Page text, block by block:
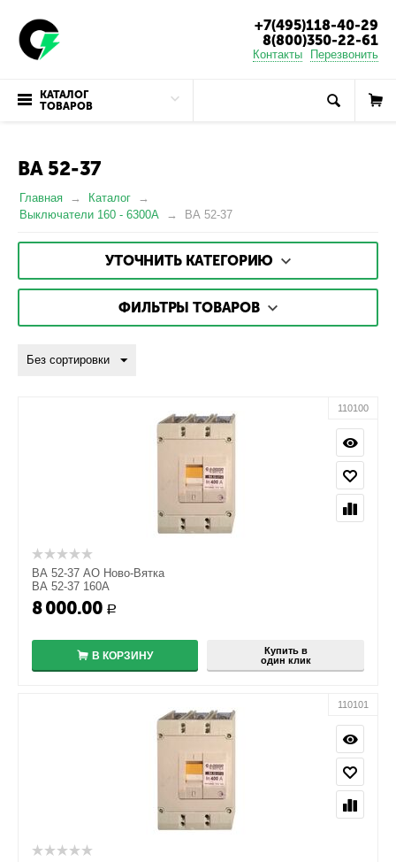
+7(495)118-40-29
8(800)350-22-61
Контакты Перезвонить
КАТАЛОГ
ТОВАРОВ
ВА 52-37
Главная
Каталог
Выключатели 160 - 6300А
ВА 52-37
УТОЧНИТЬ КАТЕГОРИЮ
ФИЛЬТРЫ ТОВАРОВ
Без сортировки
110100
ВА 52-37 АО Ново-Вятка
ВА 52-37 160А
8 000.00 Р
В КОРЗИНУ
Купить в
один клик
110101